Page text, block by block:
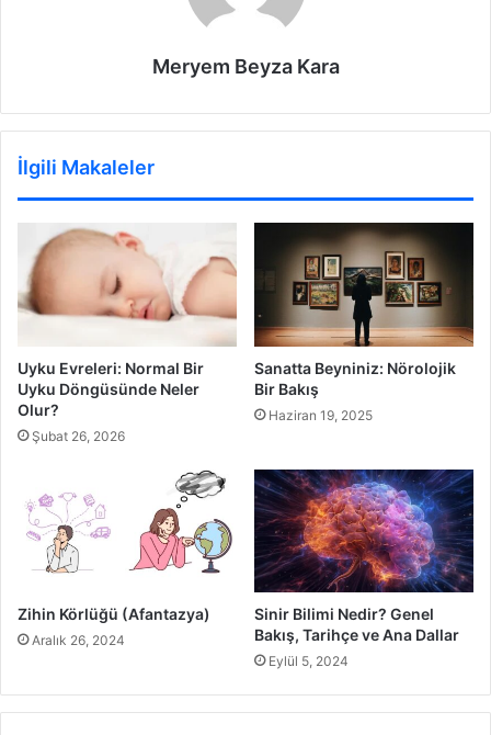
Meryem Beyza Kara
İlgili Makaleler
Uyku Evreleri: Normal Bir
Uyku Döngüsünde Neler
Olur?
Şubat 26, 2026
Sanatta Beyniniz: Nörolojik
Bir Bakış
Haziran 19, 2025
Zihin Körlüğü (Afantazya)
Aralık 26, 2024
Sinir Bilimi Nedir? Genel
Bakış, Tarihçe ve Ana Dallar
Eylül 5, 2024